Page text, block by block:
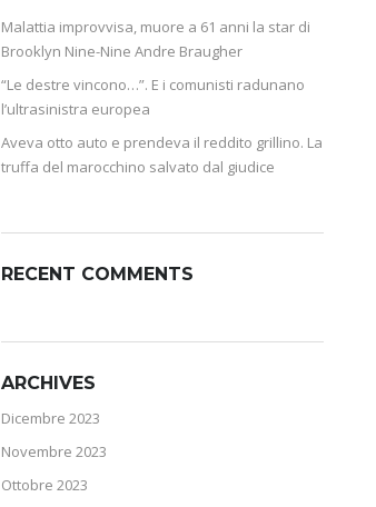
Malattia improvvisa, muore a 61 anni la star di
Brooklyn Nine-Nine Andre Braugher
“Le destre vincono…”. E i comunisti radunano
l’ultrasinistra europea
Aveva otto auto e prendeva il reddito grillino. La
truffa del marocchino salvato dal giudice
RECENT COMMENTS
ARCHIVES
Dicembre 2023
Novembre 2023
Ottobre 2023